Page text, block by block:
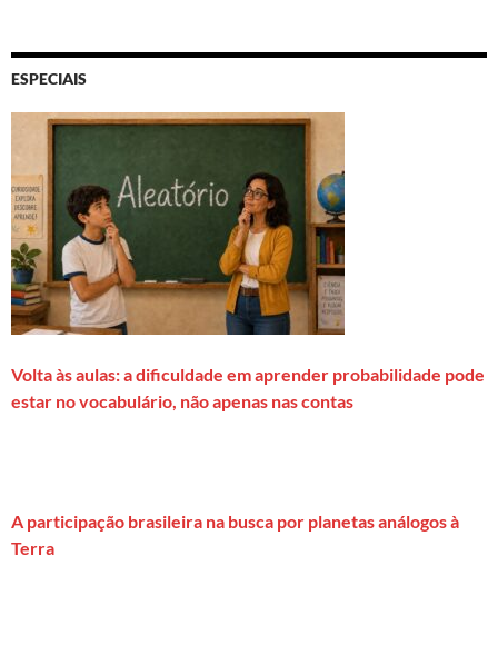
ESPECIAIS
Volta às aulas: a dificuldade em aprender probabilidade pode
estar no vocabulário, não apenas nas contas
A participação brasileira na busca por planetas análogos à
Terra